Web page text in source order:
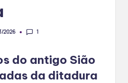
2026 1
do antigo Sião
da ditadura